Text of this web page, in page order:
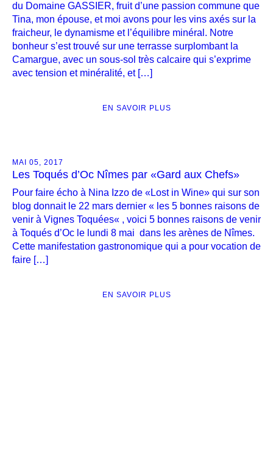
du Domaine GASSIER, fruit d’une passion commune que
Tina, mon épouse, et moi avons pour les vins axés sur la
fraicheur, le dynamisme et l’équilibre minéral. Notre
bonheur s’est trouvé sur une terrasse surplombant la
Camargue, avec un sous-sol très calcaire qui s’exprime
avec tension et minéralité, et […]
EN SAVOIR PLUS
MAI 05, 2017
Les Toqués d’Oc Nîmes par «Gard aux Chefs»
Pour faire écho à Nina Izzo de «Lost in Wine» qui sur son
blog donnait le 22 mars dernier « les 5 bonnes raisons de
venir à Vignes Toquées« , voici 5 bonnes raisons de venir
à Toqués d’Oc le lundi 8 mai dans les arènes de Nîmes.
Cette manifestation gastronomique qui a pour vocation de
faire […]
EN SAVOIR PLUS